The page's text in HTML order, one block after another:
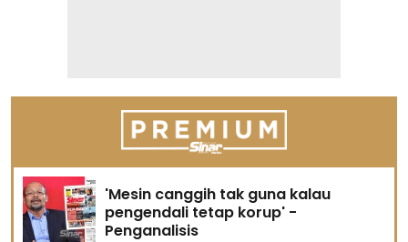
'Mesin canggih tak guna kalau
pengendali tetap korup' -
Penganalisis